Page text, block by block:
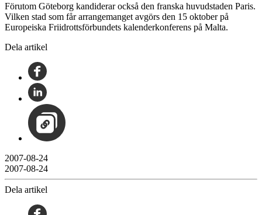
Förutom Göteborg kandiderar också den franska huvudstaden Paris.
Vilken stad som får arrangemanget avgörs den 15 oktober på
Europeiska Friidrottsförbundets kalenderkonferens på Malta.
Dela artikel
2007-08-24
2007-08-24
Dela artikel